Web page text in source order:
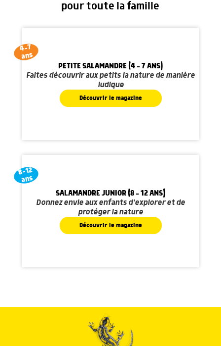
pour toute la famille
4-7
ans
PETITE SALAMANDRE (4 - 7 ANS)
Faites découvrir aux petits la nature de manière
ludique
Découvrir le magazine
8-12
ans
SALAMANDRE JUNIOR (8 - 12 ANS)
Donnez envie aux enfants d'explorer et de
protéger la nature
Découvrir le magazine